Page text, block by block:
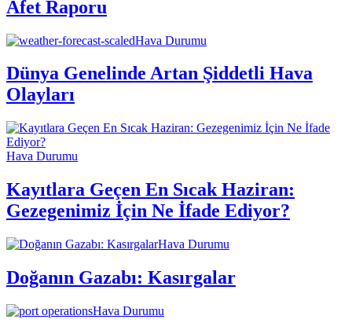
Afet Raporu
Hava Durumu
Dünya Genelinde Artan Şiddetli Hava
Olayları
Hava Durumu
Kayıtlara Geçen En Sıcak Haziran:
Gezegenimiz İçin Ne İfade Ediyor?
Hava Durumu
Doğanın Gazabı: Kasırgalar
Hava Durumu